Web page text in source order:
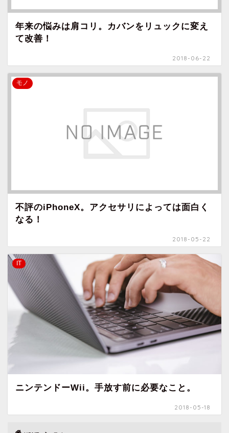
年来の悩みは肩コリ。カバンをリュックに変え
て改善！
2018-06-22
モノ
不評のiPhoneX。アクセサリによっては面白く
なる！
2018-05-22
IT
ニンテンドーWii。手放す前に必要なこと。
2018-05-18